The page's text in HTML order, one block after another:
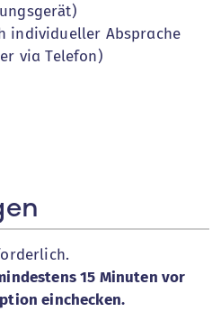
individueller Absprache
via Telefon)
15 Minuten vor
einchecken.